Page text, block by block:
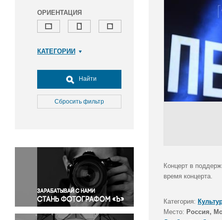
ОРИЕНТАЦИЯ
КАТЕГОРИИ
Досуг, туризм и отдых
Культура
Медицина
Окружающая среда
Политика
Правосудие
Происшествия и конфликты
Религия
Светская жизнь
Найти
Сбросить фильтр
Концерт в
время концерта.
Категория:
Место: Россия,